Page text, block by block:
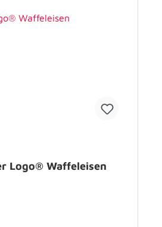
Logo® Waffeleisen